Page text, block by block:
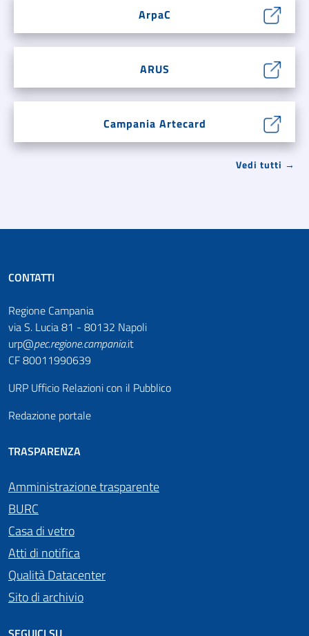
ArpaC
ARUS
Campania Artecard
Vedi tutti →
CONTATTI
Regione Campania
via S. Lucia 81 - 80132 Napoli
urp@pec.regione.campania.it
CF 80011990639
URP Ufficio Relazioni con il Pubblico
Redazione portale
TRASPARENZA
Amministrazione trasparente
BURC
Casa di vetro
Atti di notifica
Qualità Datacenter
Sito di archivio